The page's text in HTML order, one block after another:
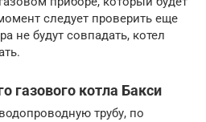
следует проверить еще
не будут совпадать, котел
газового котла Бакси
трубу, по